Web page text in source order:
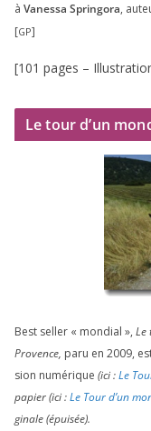
à Vanessa Springora,
[GP]
[101 pages –
Le tour d’un
Best sel­ler « mon­dial », Le
Provence, paru en 2009,
sion numé­rique (ici :Le
papier (ici :Le Tour d’un
gi­nale (épui­sée).